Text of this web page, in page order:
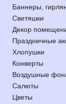
Баннеры,
Светяшки
Декор
Праздничные
Хлопушки
Конверты
Воздушные
Салюты
Цветы